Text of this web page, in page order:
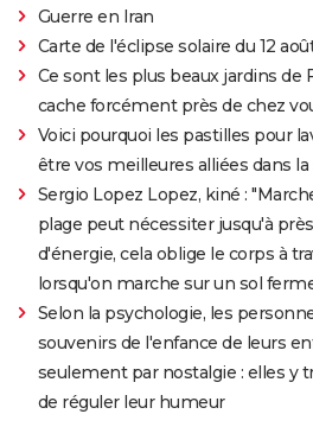
Guerre en Iran
Carte de l'éclipse solaire du 12
Ce sont les plus beaux jardins de
cache forcément près de chez
Voici pourquoi les pastilles pour
être vos meilleures alliées dans la
Sergio Lopez Lopez, kiné :
plage peut nécessiter jusqu'à
d'énergie, cela oblige le corps à
lorsqu'on marche sur un sol
Selon la psychologie, les
souvenirs de l'enfance de leurs
seulement par nostalgie : elles y
de réguler leur humeur